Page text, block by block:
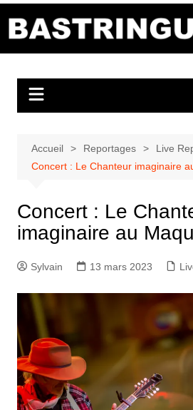
Accueil Reportages
Live
Concert : Le Chanteur imaginaire
Concert : Le
imaginaire au
Sylvain 13 mars 2023